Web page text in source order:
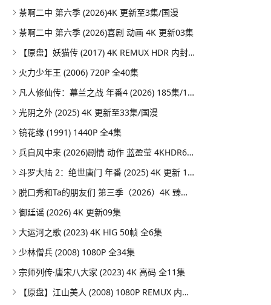
茶啊二中 第六季 (2026)4K 更新至3集/国漫
茶啊二中 第六季 (2026)喜剧 动画 4K 更新03集
【原盘】妖猫传 (2017) 4K REMUX HDR 内封简英双语字幕
火力少年王 (2006) 720P 全40集
凡人修仙传：幕兰之战‎ 年番4 (2026) 185集/1080P
光阴之外 (2025) 4K 更新至33集/国漫
镜花缘 (1991) 1440P 全4集
兵自风中来 (2026)剧情 动作 蓝盈莹 4KHDR60FPS 更新20集
斗罗大陆 2：绝世唐门 年番 (2025) 4K 更新 164集/国漫
脱口秀和Ta的朋友们 第三季（2026）4K 臻彩MAX+ 50FPS 高码率 更0731期
御廷谣 (2026) 4K 更新09集
大运河之歌 (2023) 4K HlG 50帧 全6集
少林僧兵 (2008) 1080P 全34集
宗师列传·唐宋八大家 (2023) 4K 高码 全11集
【原盘】江山美人 (2008) 1080P REMUX 内封简繁特效字幕